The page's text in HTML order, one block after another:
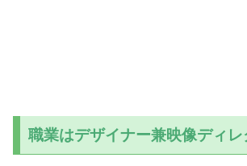
職業はデザイナー兼映像ディレ